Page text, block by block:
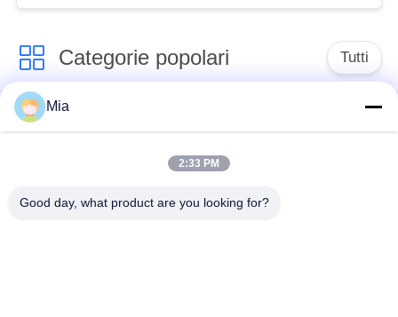
Categorie popolari Tutti
Giunto di dilatazione
di gomma della
Giunto di dilatazione
Giunto di dilatazione
Mia
2:33 PM
Good day, what product are you looking for?